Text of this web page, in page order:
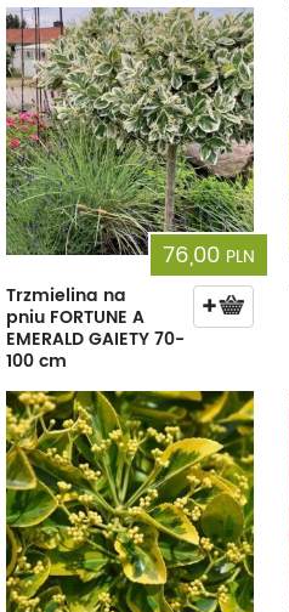
76,00 PLN
Trzmielina na
pniu FORTUNE A
EMERALD GAIETY 70-
100 cm